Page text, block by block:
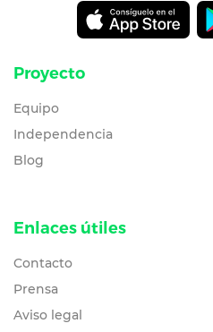
Proyecto
Equipo
Independencia
Blog
Enlaces útiles
Contacto
Prensa
Aviso legal